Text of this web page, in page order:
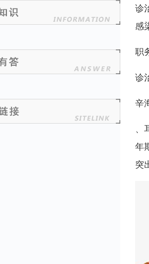
诊
感
职
诊
辛
、
年
突